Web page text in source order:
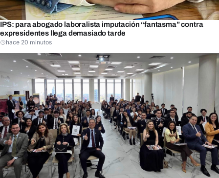
IPS: para abogado laboralista imputación “fantasma” contra
expresidentes llega demasiado tarde
hace 20 minutos